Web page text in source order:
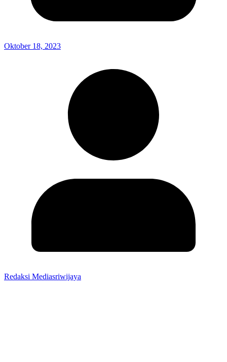
Oktober 18, 2023
Redaksi Mediasriwijaya